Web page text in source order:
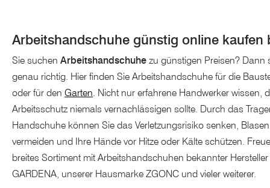
Arbeitshandschuhe günstig online kaufen
Sie suchen Arbeitshandschuhe zu günstigen Preisen? Dann
genau richtig. Hier finden Sie Arbeitshandschuhe für die
oder für den Garten. Nicht nur erfahrene Handwerker wissen,
Arbeitsschutz niemals vernachlässigen sollte. Durch das
Handschuhe können Sie das Verletzungsrisiko senken,
vermeiden und Ihre Hände vor Hitze oder Kälte schützen.
breites Sortiment mit Arbeitshandschuhen bekannter
GARDENA, unserer Hausmarke ZGONC und vieler weiterer.